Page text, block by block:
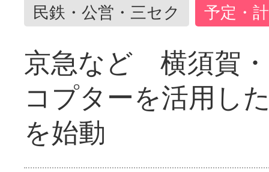
民鉄・公営・三セク 予定・
京急など 横須賀
コプターを活用し
を始動